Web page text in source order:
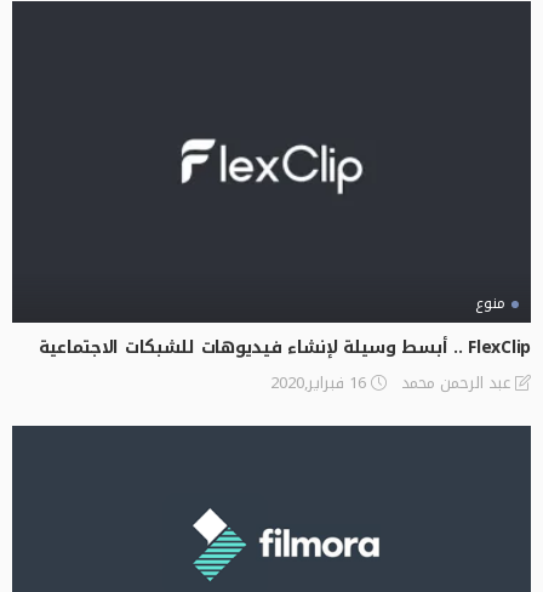
منوع
FlexClip .. أبسط وسيلة لإنشاء فيديوهات للشبكات الاجتماعية
عبد الرحمن محمد 16 فبراير,2020